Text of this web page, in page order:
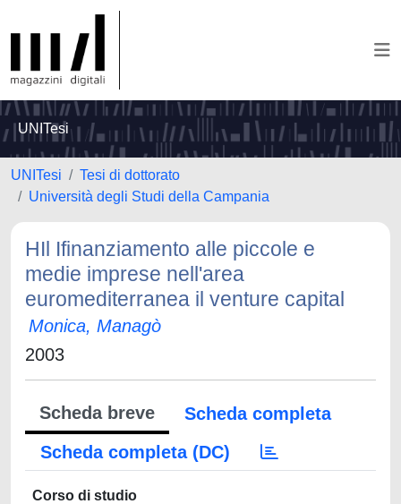
UNITesi
UNITesi
Tesi di dottorato
Università degli Studi della Campania
HIl Ifinanziamento alle piccole e
medie imprese nell'area
euromediterranea il venture capital
Monica, Managò
2003
Scheda breve
Scheda completa
Scheda completa (DC)
Corso di studio